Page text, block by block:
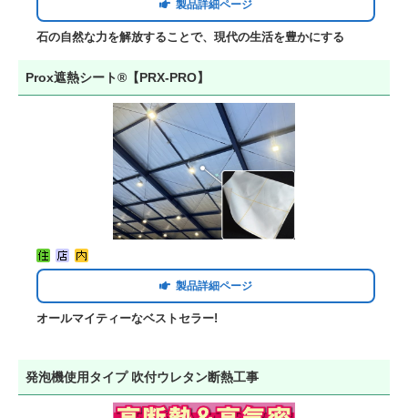
製品詳細ページ
石の自然な力を解放することで、現代の生活を豊かにする
Prox遮熱シート®【PRX-PRO】
製品詳細ページ
オールマイティーなベストセラー!
発泡機使用タイプ 吹付ウレタン断熱工事